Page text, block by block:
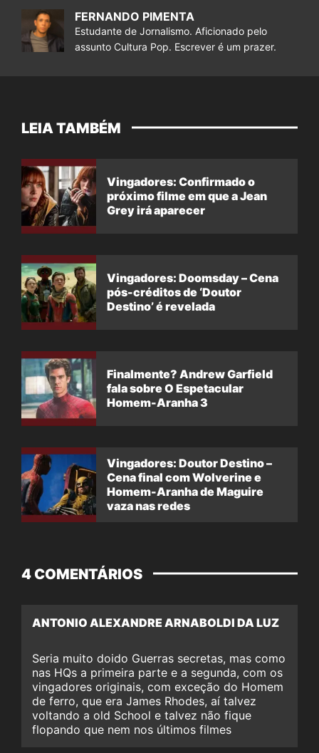
FERNANDO PIMENTA
Estudante de Jornalismo. Aficionado pelo
assunto Cultura Pop. Escrever é um prazer.
LEIA TAMBÉM
Vingadores: Confirmado o
próximo filme em que a Jean
Grey irá aparecer
Vingadores: Doomsday – Cena
pós-créditos de ‘Doutor
Destino’ é revelada
Finalmente? Andrew Garfield
fala sobre O Espetacular
Homem-Aranha 3
Vingadores: Doutor Destino –
Cena final com Wolverine e
Homem-Aranha de Maguire
vaza nas redes
4 COMENTÁRIOS
ANTONIO ALEXANDRE ARNABOLDI DA LUZ
Seria muito doido Guerras secretas, mas como
nas HQs a primeira parte e a segunda, com os
vingadores originais, com exceção do Homem
de ferro, que era James Rhodes, aí talvez
voltando a old School e talvez não fique
flopando que nem nos últimos filmes